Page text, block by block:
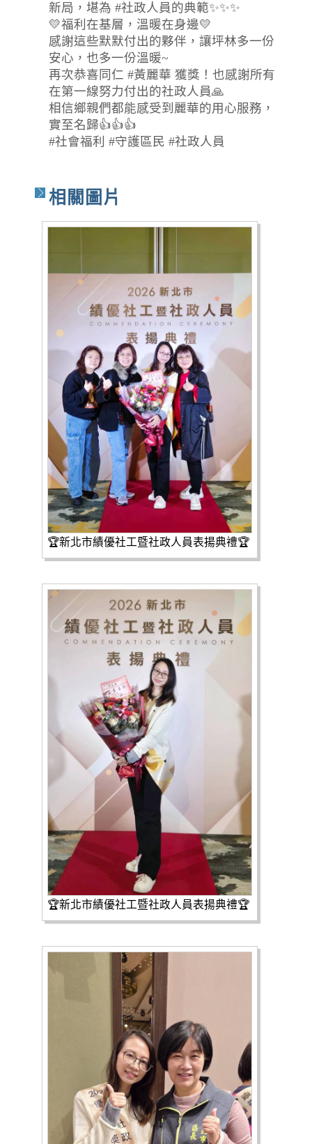
新局，堪為 #社政人員的典範✨✨✨
💛福利在基層，溫暖在身邊💛
感謝這些默默付出的夥伴，讓坪林多一份
安心，也多一份溫暖~
再次恭喜同仁 #黃麗華 獲獎！也感謝所有
在第一線努力付出的社政人員🙏
相信鄉親們都能感受到麗華的用心服務，
實至名歸👍👍👍
#社會福利 #守護區民 #社政人員
相關圖片
🏆新北市績優社工暨社政人員表揚典禮🏆
🏆新北市績優社工暨社政人員表揚典禮🏆